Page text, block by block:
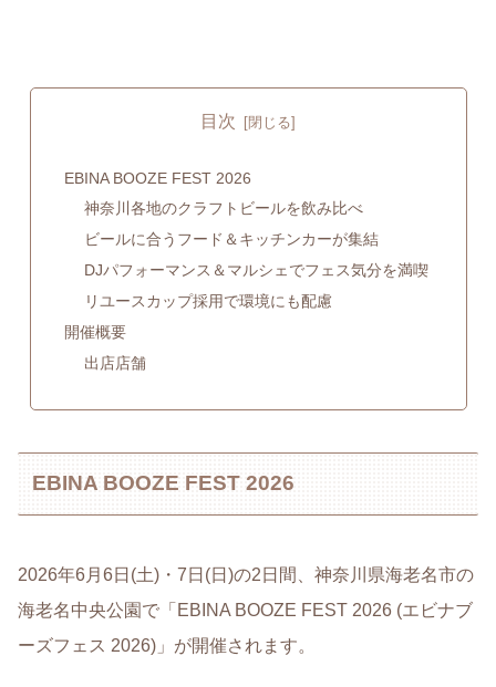
目次
EBINA BOOZE FEST 2026
神奈川各地のクラフトビールを飲み比べ
ビールに合うフード＆キッチンカーが集結
DJパフォーマンス＆マルシェでフェス気分を満喫
リユースカップ採用で環境にも配慮
開催概要
出店店舗
EBINA BOOZE FEST 2026
2026年6月6日(土)・7日(日)の2日間、神奈川県海老名市の
海老名中央公園で「EBINA BOOZE FEST 2026 (エビナブ
ーズフェス 2026)」が開催されます。